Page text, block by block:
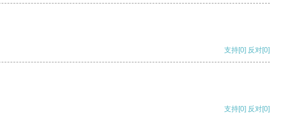
支持[0] 反对[0]
支持[0] 反对[0]